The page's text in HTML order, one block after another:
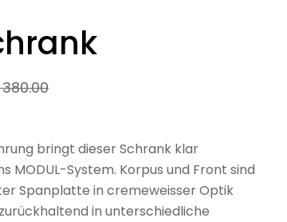
380.00
bringt dieser Schrank klar
MODUL-System. Korpus und Front sind
Spanplatte in cremeweisser Optik
in unterschiedliche